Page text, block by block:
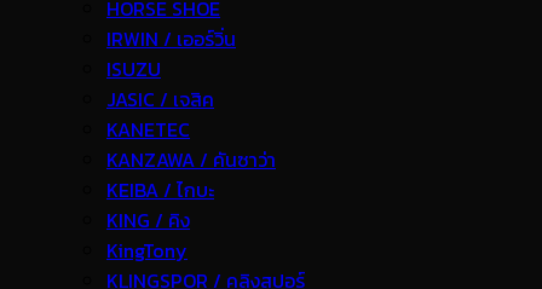
HORSE SHOE
IRWIN / เออร์วิ่น
ISUZU
JASIC / เจสิค
KANETEC
KANZAWA / คันซาว่า
KEIBA / ไกบะ
KING / คิง
KingTony
KLINGSPOR / คลิงสปอร์